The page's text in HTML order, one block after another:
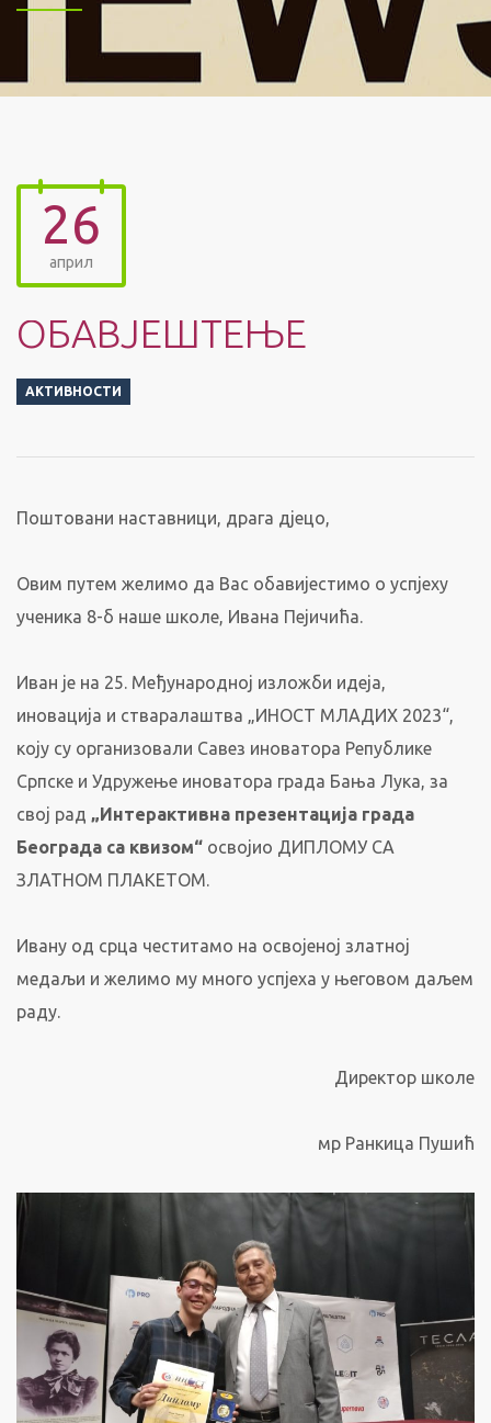
26
април
ОБАВЈЕШТЕЊЕ
АКТИВНОСТИ
Поштовани наставници, драга дјецо,
Овим путем желимо да Вас обавијестимо о успјеху
ученика 8-б наше школе, Ивана Пејичића.
Иван је на 25. Међународној изложби идеја,
иновација и стваралаштва „ИНОСТ МЛАДИХ 2023“,
коју су организовали Савез иноватора Републике
Српске и Удружење иноватора града Бања Лука, за
свој рад „Интерактивна презентација града
Београда са квизом“ освојио ДИПЛОМУ СА
ЗЛАТНОМ ПЛАКЕТОМ.
Ивану од срца честитамо на освојеној златној
медаљи и желимо му много успјеха у његовом даљем
раду.
Директор школе
мр Ранкица Пушић